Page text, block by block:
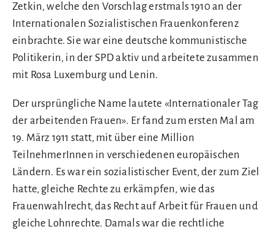
Zetkin, welche den Vorschlag erstmals 1910 an der
Internationalen Sozialistischen Frauenkonferenz
einbrachte. Sie war eine deutsche kommunistische
Politikerin, in der SPD aktiv und arbeitete zusammen
mit Rosa Luxemburg und Lenin.
Der ursprüngliche Name lautete «Internationaler Tag
der arbeitenden Frauen». Er fand zum ersten Mal am
19. März 1911 statt, mit über eine Million
TeilnehmerInnen in verschiedenen europäischen
Ländern. Es war ein sozialistischer Event, der zum Ziel
hatte, gleiche Rechte zu erkämpfen, wie das
Frauenwahlrecht, das Recht auf Arbeit für Frauen und
gleiche Lohnrechte. Damals war die rechtliche